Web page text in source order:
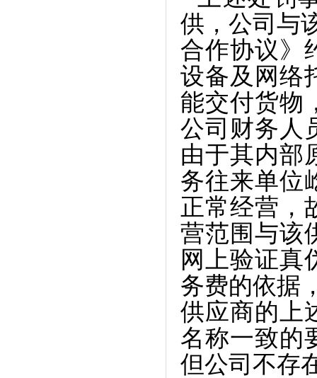
供，公司与
合作协议》
设备及网络
能交付货物
公司财务人
由于其内部
务往来单位
正常经营，
营范围与该
网上验证真
务费的依据
供应商的上
名称一致的
但公司不存